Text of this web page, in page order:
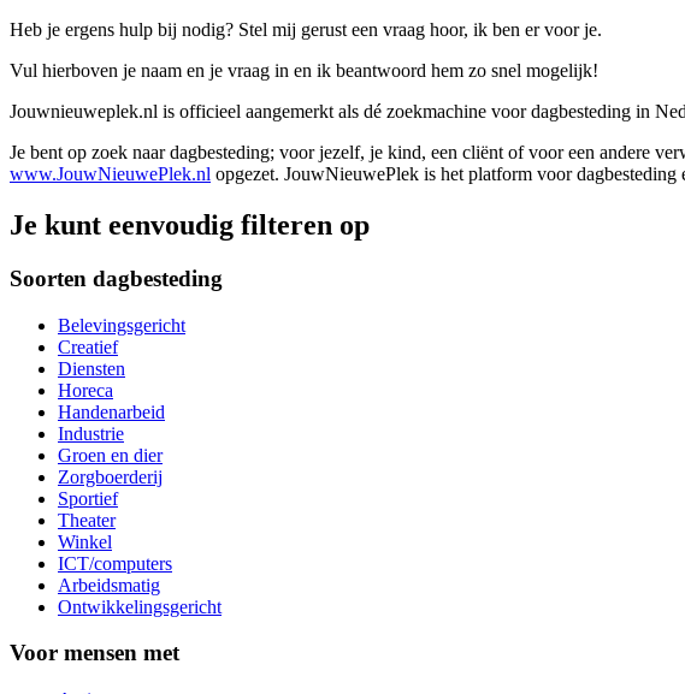
Heb je ergens hulp bij nodig? Stel mij gerust een vraag hoor, ik ben er voor je.
Vul hierboven je naam en je vraag in en ik beantwoord hem zo snel mogelijk!
Jouwnieuweplek.nl is officieel aangemerkt als dé zoekmachine voor dagbesteding in
Je bent op zoek naar dagbesteding; voor jezelf, je kind, een cliënt of voor een andere
www.JouwNieuwePlek.nl opgezet. JouwNieuwePlek is het platform voor
Je kunt eenvoudig filteren op
Soorten dagbesteding
Belevingsgericht
Creatief
Diensten
Horeca
Handenarbeid
Industrie
Groen en dier
Zorgboerderij
Sportief
Theater
Winkel
ICT/computers
Arbeidsmatig
Ontwikkelingsgericht
Voor mensen met